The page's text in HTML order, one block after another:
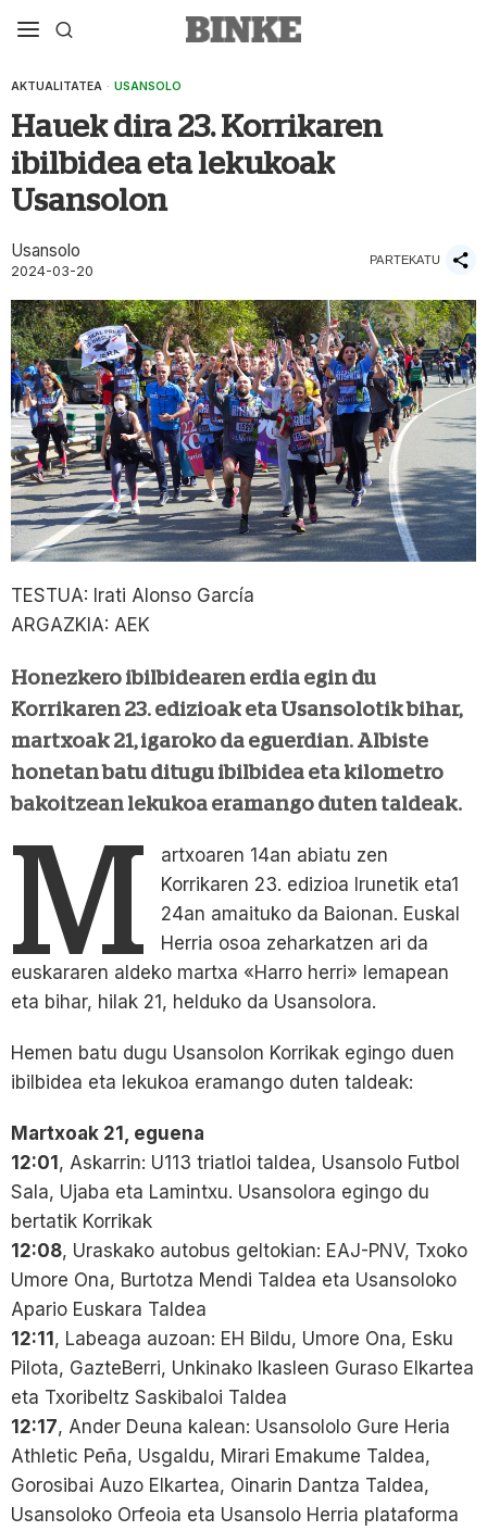
AKTUALITATEA · USANSOLO
Hauek dira 23. Korrikaren
ibilbidea eta lekukoak
Usansolon
Usansolo
2024-03-20
PARTEKATU
TESTUA: Irati Alonso García
ARGAZKIA: AEK
Honezkero ibilbidearen erdia egin du
Korrikaren 23. edizioak eta Usansolotik bihar,
martxoak 21, igaroko da eguerdian. Albiste
honetan batu ditugu ibilbidea eta kilometro
bakoitzean lekukoa eramango duten taldeak.
M
artxoaren 14an abiatu zen
Korrikaren 23. edizioa Irunetik eta1
24an amaituko da Baionan. Euskal
Herria osoa zeharkatzen ari da
euskararen aldeko martxa «Harro herri» lemapean
eta bihar, hilak 21, helduko da Usansolora.
Hemen batu dugu Usansolon Korrikak egingo duen
ibilbidea eta lekukoa eramango duten taldeak:
Martxoak 21, eguena
12:01, Askarrin: U113 triatloi taldea, Usansolo Futbol
Sala, Ujaba eta Lamintxu. Usansolora egingo du
bertatik Korrikak
12:08, Uraskako autobus geltokian: EAJ-PNV, Txoko
Umore Ona, Burtotza Mendi Taldea eta Usansoloko
Apario Euskara Taldea
12:11, Labeaga auzoan: EH Bildu, Umore Ona, Esku
Pilota, GazteBerri, Unkinako Ikasleen Guraso Elkartea
eta Txoribeltz Saskibaloi Taldea
12:17, Ander Deuna kalean: Usansololo Gure Heria
Athletic Peña, Usgaldu, Mirari Emakume Taldea,
Gorosibai Auzo Elkartea, Oinarin Dantza Taldea,
Usansoloko Orfeoia eta Usansolo Herria plataforma